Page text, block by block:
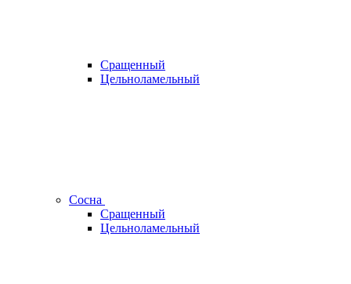
Сращенный
Цельноламельный
Сосна
Сращенный
Цельноламельный